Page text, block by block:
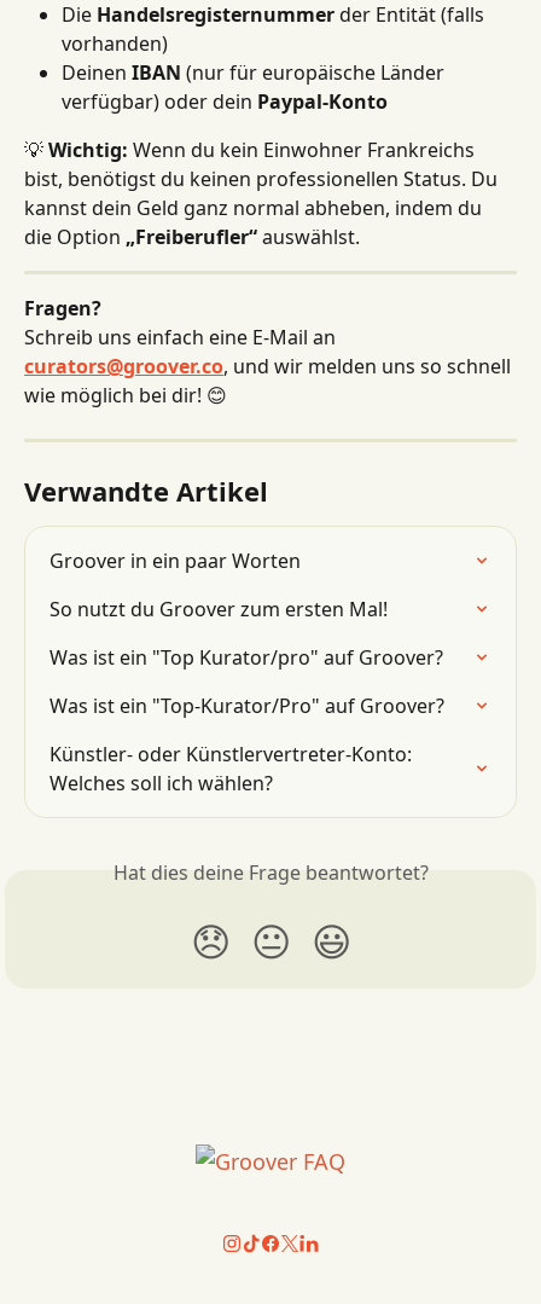
Die Handelsregisternummer der Entität (falls
vorhanden)
Deinen IBAN (nur für europäische Länder
verfügbar) oder dein Paypal-Konto
💡 Wichtig: Wenn du kein Einwohner Frankreichs
bist, benötigst du keinen professionellen Status. Du
kannst dein Geld ganz normal abheben, indem du
die Option „Freiberufler“ auswählst.
Fragen?
Schreib uns einfach eine E-Mail an
curators@groover.co, und wir melden uns so schnell
wie möglich bei dir! 😊
Verwandte Artikel
Groover in ein paar Worten
So nutzt du Groover zum ersten Mal!
Was ist ein "Top Kurator/pro" auf Groover?
Was ist ein "Top-Kurator/Pro" auf Groover?
Künstler- oder Künstlervertreter-Konto:
Welches soll ich wählen?
Hat dies deine Frage beantwortet?
😞 😐 😃